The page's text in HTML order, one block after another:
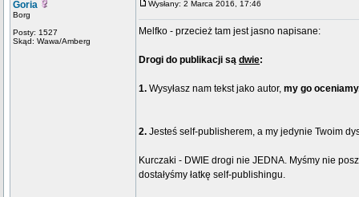
Goria
Borg
Posty: 1527
Skąd: Wawa/Amberg
Wysłany: 2 Marca 2016, 17:46
Melfko - przecież tam jest jasno napisane:
Drogi do publikacji są dwie:
1. Wysyłasz nam tekst jako autor, my go
2. Jesteś self-publisherem, a my jedynie Twoim
Kurczaki - DWIE drogi nie JEDNA. Myśmy nie
dostałyśmy łatkę self-publishingu.